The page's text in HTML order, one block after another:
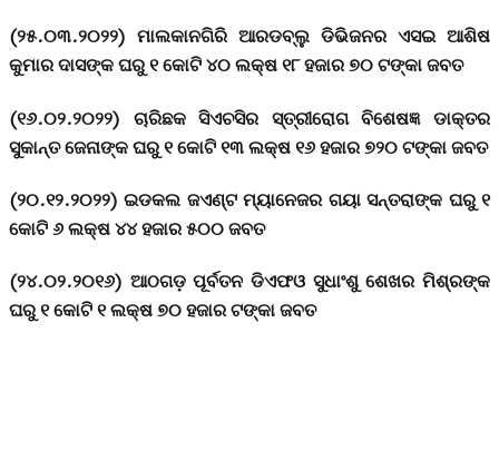
(୨୫.୦୩.୨୦୨୨) ମାଲକାନଗିରି ଆରଡବ୍ଲୁ ଡିଭିଜନର ଏସଇ ଆଶିଷ
କୁମାର ଦାସଙ୍କ ଘରୁ ୧ କୋଟି ୪୦ ଲକ୍ଷ ୧୮ ହଜାର ୭୦ ଟଙ୍କା ଜବତ
(୧୬.୦୨.୨୦୨୨) ଚାରିଛକ ସିଏଚସିର ସ୍ତ୍ରୀରୋଗ ବିଶେଷଜ୍ଞ ଡାକ୍ତର
ସୁକାନ୍ତ ଜେନାଙ୍କ ଘରୁ ୧ କୋଟି ୧୩ ଲକ୍ଷ ୧୬ ହଜାର ୭୨୦ ଟଙ୍କା ଜବତ
(୨୦.୧୨.୨୦୨୨) ଇଡକଲ ଜଏଣ୍ଟ ମ୍ୟାନେଜର ଗୟା ସନ୍ତରାଙ୍କ ଘରୁ ୧
କୋଟି ୬ ଲକ୍ଷ ୪୪ ହଜାର ୫୦୦ ଜବତ
(୨୪.୦୨.୨୦୧୬) ଆଠଗଡ଼ ପୂର୍ବତନ ଡିଏଫଓ ସୁଧାଂଶୁ ଶେଖର ମିଶ୍ରଙ୍କ
ଘରୁ ୧ କୋଟି ୧ ଲକ୍ଷ ୭୦ ହଜାର ଟଙ୍କା ଜବତ